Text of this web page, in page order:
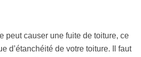
peut causer une fuite de toiture, ce
d’étanchéité de votre toiture. Il faut